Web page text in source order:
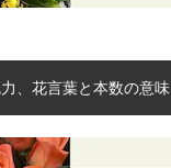
、花言葉と本数の意味